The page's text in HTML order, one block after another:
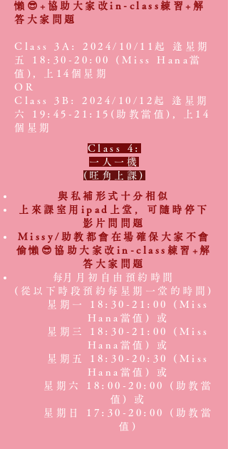
懶😎+協助大家改in-class練習+解
答大家問題
Class 3A: 2024/10/11起 逢星期
五 18:30-20:00 (Miss Hana當
值), 上14個星期
OR
Class 3B: 2024/10/12起 逢星期
六 19:45-21:15(助教當值), 上14
個星期
Class 4:
一人一機
(旺角上課)
與私補形式十分相似
上來課室用ipad上堂，可隨時停下
影片問問題
Missy/助教都會在場確保大家不會
偷懶😎協助大家改in-class練習+解
答大家問題
​每月月初自由預約時間
(從以下時段預約每星期一堂的時間)
星期一 18:30-21:00 (Miss
Hana當值) 或
星期三 18:30-21:00 (Miss
Hana當值) 或
星期五 18:30-20:30 (Miss
Hana當值) 或
星期六 18:00-20:00 (助教當
值) 或
星期日 17:30-20:00 (助教當
值)